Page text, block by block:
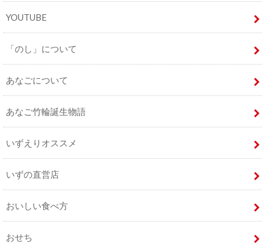
YOUTUBE
「のし」について
あなごについて
あなご竹輪誕生物語
いずえりオススメ
いずの直営店
おいしい食べ方
おせち